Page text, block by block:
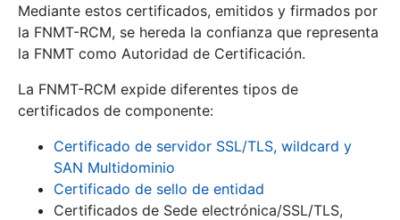
Mediante estos certificados, emitidos y firmados por
la FNMT-RCM, se hereda la confianza que representa
la FNMT como Autoridad de Certificación.
La FNMT-RCM expide diferentes tipos de
certificados de componente:
Certificado de servidor SSL/TLS, wildcard y
SAN Multidominio
Certificado de sello de entidad
Certificados de Sede electrónica/SSL/TLS,